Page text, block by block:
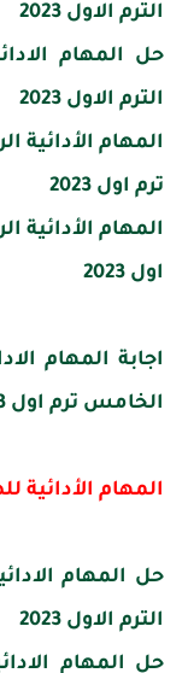
الترم الاول 2023
حل المهام
الترم الاول 2023
المهام
ترم اول 2023
المهام
اول 2023
اجابة المهام
الخامس ترم اول 2023
المهام الأدائية
حل المهام
الترم الاول 2023
حل المهام